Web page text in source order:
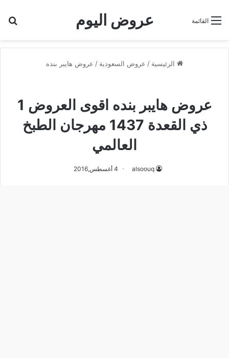
عروض اليوم القائمة
الرئيسية / عروض السعودية / عروض هايبر بنده
عروض هايبر بنده اقوى العروض 1
ذي القعدة 1437 مهرجان الطبخ
العالمي
alsoouq 4 أغسطس,2016